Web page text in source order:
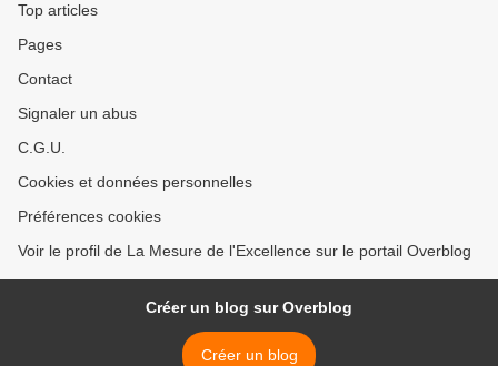
Top articles
Pages
Contact
Signaler un abus
C.G.U.
Cookies et données personnelles
Préférences cookies
Voir le profil de La Mesure de l'Excellence sur le portail Overblog
Créer un blog sur Overblog
Créer un blog